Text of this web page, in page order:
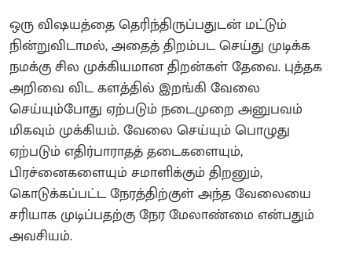
ஒரு விஷயத்தை தெரிந்திருப்பதுடன் மட்டும்
நின்றுவிடாமல், அதைத் திறம்பட செய்து முடிக்க
நமக்கு சில முக்கியமான திறன்கள் தேவை. புத்தக
அறிவை விட களத்தில் இறங்கி வேலை
செய்யும்போது ஏற்படும் நடைமுறை அனுபவம்
மிகவும் முக்கியம். வேலை செய்யும் பொழுது
ஏற்படும் எதிர்பாராதத் தடைகளையும்,
பிரச்னைகளையும் சமாளிக்கும் திறனும்,
கொடுக்கப்பட்ட நேரத்திற்குள் அந்த வேலையை
சரியாக முடிப்பதற்கு நேர மேலாண்மை என்பதும்
அவசியம்.